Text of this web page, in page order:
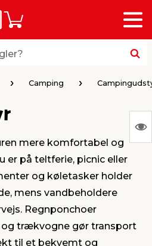
Indkøbskurv
Menu
Camping
mere komfortabel og
er på teltferie, picnic eller
og køletasker holder
mens vandbeholdere
Regnponchoer
trækvogne gør transport
til et bekvemt og